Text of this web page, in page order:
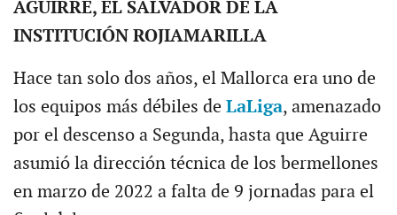
AGUIRRE, EL SALVADOR DE LA
INSTITUCIÓN ROJIAMARILLA
Hace tan solo dos años, el Mallorca era uno de
los equipos más débiles de LaLiga, amenazado
por el descenso a Segunda, hasta que Aguirre
asumió la dirección técnica de los bermellones
en marzo de 2022 a falta de 9 jornadas para el